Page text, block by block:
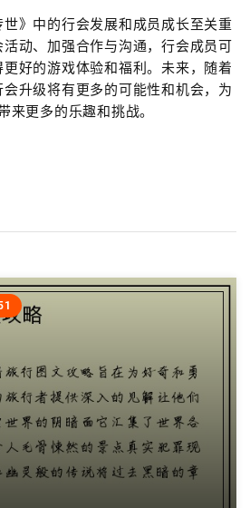
》中的行会发展和成员成长至关重
动、加强合作与沟通，行会成员可
好的游戏体验和福利。未来，随着
升级将有更多的可能性和机会，为
来更多的乐趣和挑战。